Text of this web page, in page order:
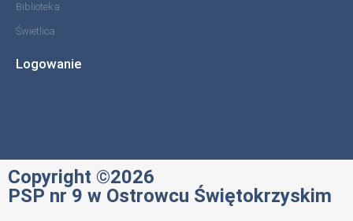
Biblioteka
Świetlica
Logowanie
Copyright ©2026
PSP nr 9 w Ostrowcu Świętokrzyskim